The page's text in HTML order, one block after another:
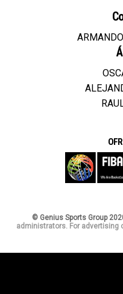
© Genius Sports Group
administrators. For advertising